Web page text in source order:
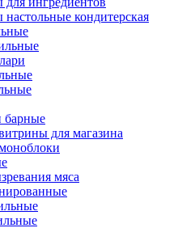
кондитерская
барные
для магазина
мяса